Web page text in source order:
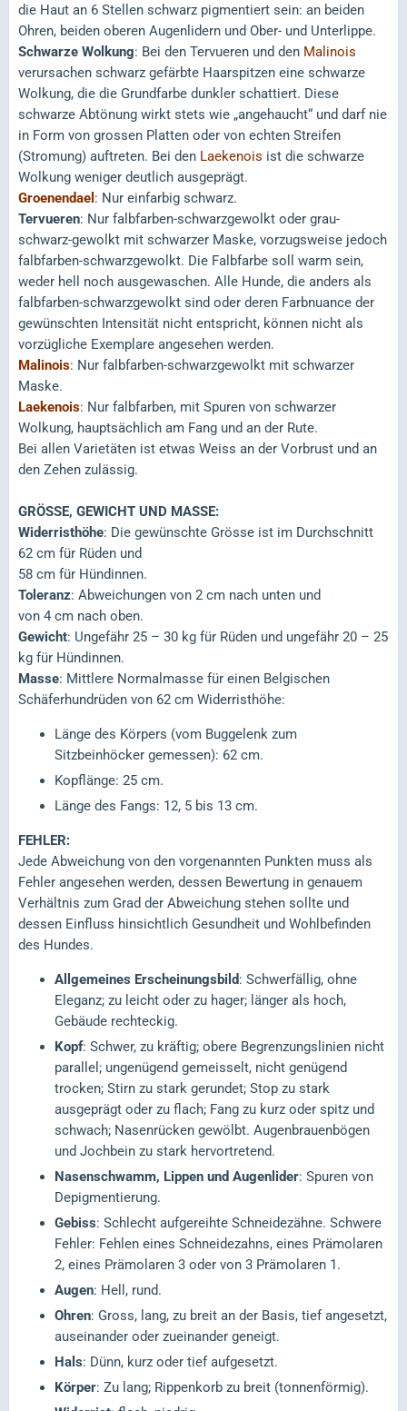
die Haut an 6 Stellen schwarz pigmentiert sein: an beiden
Ohren, beiden oberen Augenlidern und Ober- und Unterlippe.
Schwarze Wolkung: Bei den Tervueren und den Malinois
verursachen schwarz gefärbte Haarspitzen eine schwarze
Wolkung, die die Grundfarbe dunkler schattiert. Diese
schwarze Abtönung wirkt stets wie „angehaucht“ und darf nie
in Form von grossen Platten oder von echten Streifen
(Stromung) auftreten. Bei den Laekenois ist die schwarze
Wolkung weniger deutlich ausgeprägt.
Groenendael : Nur einfarbig schwarz.
Tervueren: Nur falbfarben-schwarzgewolkt oder grau-
schwarz-gewolkt mit schwarzer Maske, vorzugsweise jedoch
falbfarben-schwarzgewolkt. Die Falbfarbe soll warm sein,
weder hell noch ausgewaschen. Alle Hunde, die anders als
falbfarben-schwarzgewolkt sind oder deren Farbnuance der
gewünschten Intensität nicht entspricht, können nicht als
vorzügliche Exemplare angesehen werden.
Malinois: Nur falbfarben-schwarzgewolkt mit schwarzer
Maske.
Laekenois: Nur falbfarben, mit Spuren von schwarzer
Wolkung, hauptsächlich am Fang und an der Rute.
Bei allen Varietäten ist etwas Weiss an der Vorbrust und an
den Zehen zulässig.
GRÖSSE, GEWICHT UND MASSE:
Widerristhöhe: Die gewünschte Grösse ist im Durchschnitt
62 cm für Rüden und
58 cm für Hündinnen.
Toleranz: Abweichungen von 2 cm nach unten und
von 4 cm nach oben.
Gewicht: Ungefähr 25 – 30 kg für Rüden und ungefähr 20 – 25
kg für Hündinnen.
Masse: Mittlere Normalmasse für einen Belgischen
Schäferhundrüden von 62 cm Widerristhöhe:
Länge des Körpers (vom Buggelenk zum
Sitzbeinhöcker gemessen): 62 cm.
Kopflänge: 25 cm.
Länge des Fangs: 12, 5 bis 13 cm.
FEHLER:
Jede Abweichung von den vorgenannten Punkten muss als
Fehler angesehen werden, dessen Bewertung in genauem
Verhältnis zum Grad der Abweichung stehen sollte und
dessen Einfluss hinsichtlich Gesundheit und Wohlbefinden
des Hundes.
Allgemeines Erscheinungsbild: Schwerfällig, ohne
Eleganz; zu leicht oder zu hager; länger als hoch,
Gebäude rechteckig.
Kopf: Schwer, zu kräftig; obere Begrenzungslinien nicht
parallel; ungenügend gemeisselt, nicht genügend
trocken; Stirn zu stark gerundet; Stop zu stark
ausgeprägt oder zu flach; Fang zu kurz oder spitz und
schwach; Nasenrücken gewölbt. Augenbrauenbögen
und Jochbein zu stark hervortretend.
Nasenschwamm, Lippen und Augenlider: Spuren von
Depigmentierung.
Gebiss: Schlecht aufgereihte Schneidezähne. Schwere
Fehler: Fehlen eines Schneidezahns, eines Prämolaren
2, eines Prämolaren 3 oder von 3 Prämolaren 1.
Augen: Hell, rund.
Ohren: Gross, lang, zu breit an der Basis, tief angesetzt,
auseinander oder zueinander geneigt.
Hals: Dünn, kurz oder tief aufgesetzt.
Körper: Zu lang; Rippenkorb zu breit (tonnenförmig).